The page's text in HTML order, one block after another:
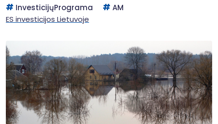
InvesticijųPrograma
AM
ES investicijos Lietuvoje